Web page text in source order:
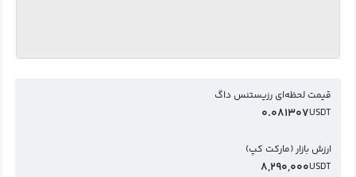
قیمت لحظه‌ای رزیستنس داگ
USDT
0.081307
ارزش بازار (مارکت کپ)
USDT
8,290,000